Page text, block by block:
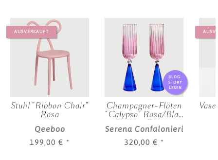
AUSVERKAUFT
Stuhl "Ribbon Chair"
Rosa
Qeeboo
199,00 € *
BLOG-
STORY
LESEN
Champagner-Flöten
"Calypso" Rosa/Blau
(2er-Set)
Serena Confalonieri
320,00 € *